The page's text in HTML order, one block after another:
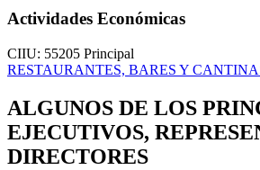
Actividades Económicas
CIIU: 55205 Principal
RESTAURANTES, BARES Y
ALGUNOS DE LOS
EJECUTIVOS,
DIRECTORES